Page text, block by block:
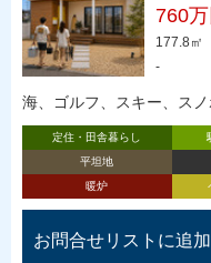
760万
177.8㎡
-
海、ゴルフ、スキー、ス
定住・田舎暮らし
平坦地
暖炉
お問合せリストに追